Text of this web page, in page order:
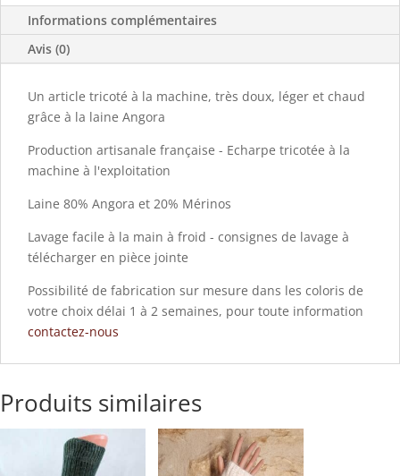
châtaigneInformations complémentaires
Avis (0)
Un article tricoté à la machine, très doux, léger et chaud
grâce à la laine Angora
Production artisanale française - Echarpe tricotée à la
machine à l'exploitation
Laine 80% Angora et 20% Mérinos
Lavage facile à la main à froid - consignes de lavage à
télécharger en pièce jointe
Possibilité de fabrication sur mesure dans les coloris de
votre choix délai 1 à 2 semaines, pour toute information
contactez-nous
Produits similaires